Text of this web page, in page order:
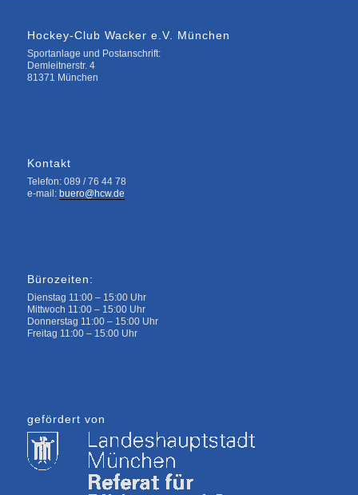
Hockey-Club Wacker e.V. München
Sportanlage und Postanschrift:
Demleitnerstr. 4
81371 München
Kontakt
Telefon: 089 / 76 44 78
e-mail: buero@hcw.de
Bürozeiten:
Dienstag 11:00 – 15:00 Uhr
Mittwoch 11:00 – 15:00 Uhr
Donnerstag 11:00 – 15:00 Uhr
Freitag 11:00 – 15:00 Uhr
gefördert von